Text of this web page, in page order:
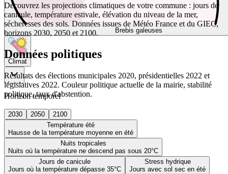
Brebis galeuses
Climat
Horizon temporel
2030 2050
2100
Température été
Hausse de la température moyenne en été
Nuits tropicales
Nuits où la température ne descend pas sous 20°C
Jours de canicule
Jours où la température dépasse 35°C
Stress hydrique
Jours avec sol sec en été
Découvrez les projections climatiques de votre commune : jours de
canicule, température estivale, élévation du niveau de la mer,
sécheresses des sols. Données issues de Météo France et du GIEC,
horizons 2030, 2050 et 2100.
Données politiques
Résultats des élections municipales 2020, présidentielles 2022 et
législatives 2022. Couleur politique actuelle de la mairie, stabilité
politique, taux d'abstention.